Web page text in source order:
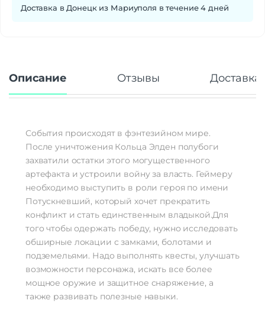
Доставка в Донецк из Мариуполя в течение 4 дней
Описание Отзывы Доставка
События происходят в фэнтезийном мире.
После уничтожения Кольца Элден полубоги
захватили остатки этого могущественного
артефакта и устроили войну за власть. Геймеру
необходимо выступить в роли героя по имени
Потускневший, который хочет прекратить
конфликт и стать единственным владыкой.Для
того чтобы одержать победу, нужно исследовать
обширные локации с замками, болотами и
подземельями. Надо выполнять квесты, улучшать
возможности персонажа, искать все более
мощное оружие и защитное снаряжение, а
также развивать полезные навыки.